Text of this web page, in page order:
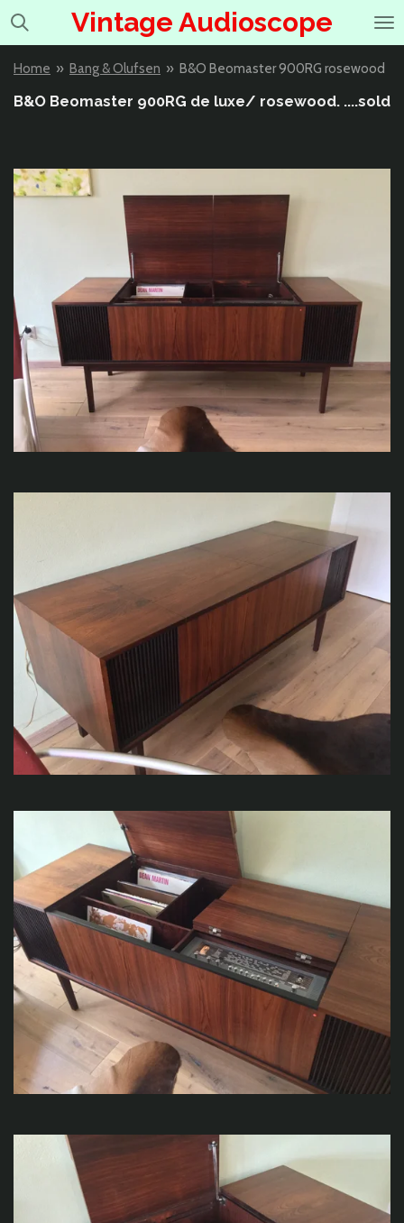
Ga
de
hoofdinhoud
Vintage Audioscope
Home » Bang & Olufsen » B&O Beomaster 900RG rosewood
B&O Beomaster 900RG de luxe/ rosewood. ....sold